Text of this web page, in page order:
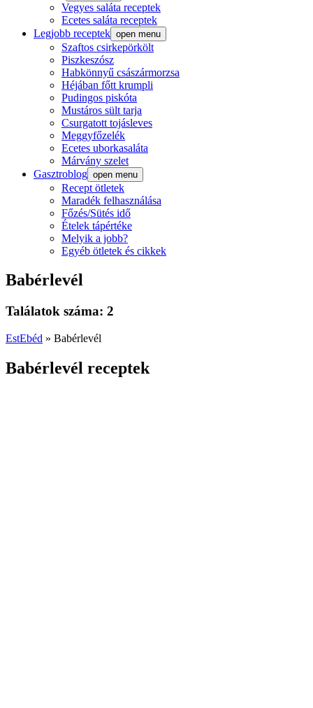
Vegyes saláta receptek
Ecetes saláta receptek
Legjobb receptek open menu
Szaftos csirkepörkölt
Piszkeszósz
Habkönnyű császármorzsa
Héjában főtt krumpli
Pudingos piskóta
Mustáros sült tarja
Csurgatott tojásleves
Meggyfőzelék
Ecetes uborkasaláta
Márvány szelet
Gasztroblog open menu
Recept ötletek
Maradék felhasználása
Főzés/Sütés idő
Ételek tápértéke
Melyik a jobb?
Egyéb ötletek és cikkek
Babérlevél
Találatok száma: 2
EstEbéd » Babérlevél
Babérlevél receptek